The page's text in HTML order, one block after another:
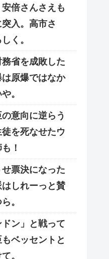
倍さんさえも
入。高市さ
く。
省を成敗した
原爆ではなか
。
意向に逆らう
を死なせたウ
！
票決になった
しれーっと賛
。
ドン」と戦って
ベッセントと
。